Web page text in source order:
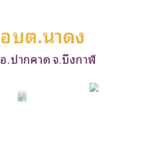
อบต.นาดง
อ.ปากคาด จ.บึงกาฬ